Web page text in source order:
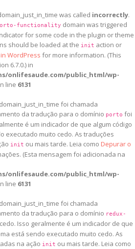
was called incorrectly.
functionality domain was triggered
for some code in the plugin or theme
should be loaded at the init action or
WordPress for more information. (This
6.7.0.) in
onlifesaude.com/public_html/wp-
line 6131
foi chamada
da tradução para o domínio porto foi
é um indicador de que algum código
executado muito cedo. As traduções
init ou mais tarde. Leia como Depurar o
(Esta mensagem foi adicionada na
onlifesaude.com/public_html/wp-
line 6131
foi chamada
da tradução para o domínio redux-
Isso geralmente é um indicador de que
está sendo executado muito cedo. As
na ação init ou mais tarde. Leia como